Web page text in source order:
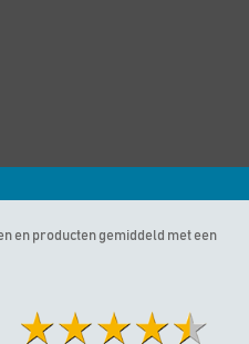
en producten gemiddeld met een